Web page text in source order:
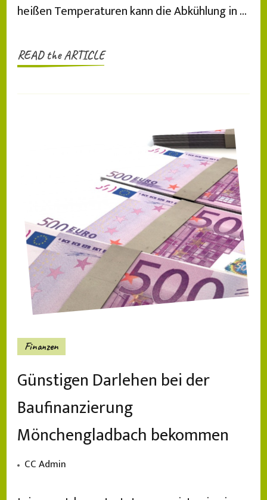
heißen Temperaturen kann die Abkühlung in …
READ the ARTICLE
Finanzen
Günstigen Darlehen bei der
Baufinanzierung
Mönchengladbach bekommen
CC Admin